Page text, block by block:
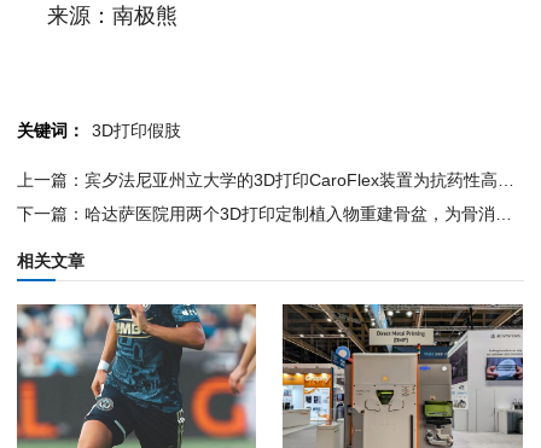
来源：南极熊
关键词： 3D打印假肢
相关文章